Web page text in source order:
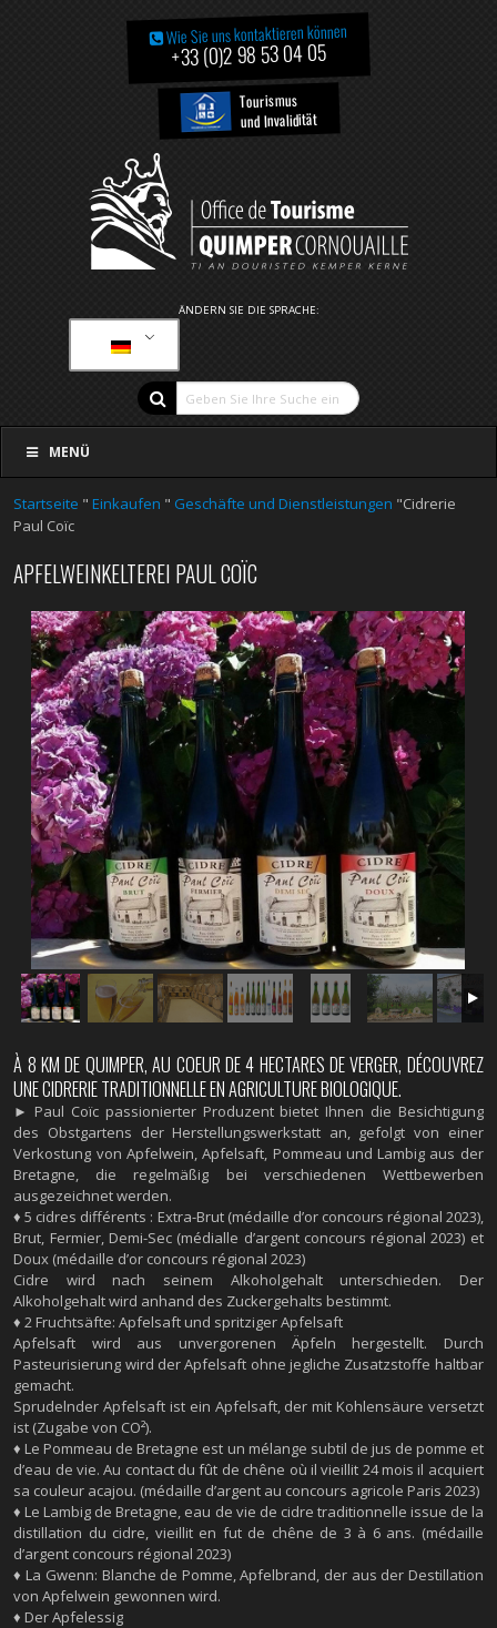
Wie Sie uns kontaktieren können
+33 (0)2 98 53 04 05
Tourismus
und Invalidität
ÄNDERN SIE DIE SPRACHE:
MENÜ
Startseite "Einkaufen " Geschäfte und Dienstleistungen "Cidrerie
Paul Coïc
APFELWEINKELTEREI PAUL COÏC
À 8 KM DE QUIMPER, AU COEUR DE 4 HECTARES DE VERGER, DÉCOUVREZ
UNE CIDRERIE TRADITIONNELLE EN AGRICULTURE BIOLOGIQUE.
► Paul Coïc passionierter Produzent bietet Ihnen die Besichtigung
des Obstgartens der Herstellungswerkstatt an, gefolgt von einer
Verkostung von Apfelwein, Apfelsaft, Pommeau und Lambig aus der
Bretagne, die regelmäßig bei verschiedenen Wettbewerben
ausgezeichnet werden.
♦ 5 cidres différents : Extra-Brut (médaille d’or concours régional 2023),
Brut, Fermier, Demi-Sec (médialle d’argent concours régional 2023) et
Doux (médaille d’or concours régional 2023)
Cidre wird nach seinem Alkoholgehalt unterschieden. Der
Alkoholgehalt wird anhand des Zuckergehalts bestimmt.
♦ 2 Fruchtsäfte: Apfelsaft und spritziger Apfelsaft
Apfelsaft wird aus unvergorenen Äpfeln hergestellt. Durch
Pasteurisierung wird der Apfelsaft ohne jegliche Zusatzstoffe haltbar
gemacht.
Sprudelnder Apfelsaft ist ein Apfelsaft, der mit Kohlensäure versetzt
ist (Zugabe von CO²).
♦ Le Pommeau de Bretagne est un mélange subtil de jus de pomme et
d’eau de vie. Au contact du fût de chêne où il vieillit 24 mois il acquiert
sa couleur acajou. (médaille d’argent au concours agricole Paris 2023)
♦ Le Lambig de Bretagne, eau de vie de cidre traditionnelle issue de la
distillation du cidre, vieillit en fut de chêne de 3 à 6 ans. (médaille
d’argent concours régional 2023)
♦ La Gwenn: Blanche de Pomme, Apfelbrand, der aus der Destillation
von Apfelwein gewonnen wird.
♦ Der Apfelessig